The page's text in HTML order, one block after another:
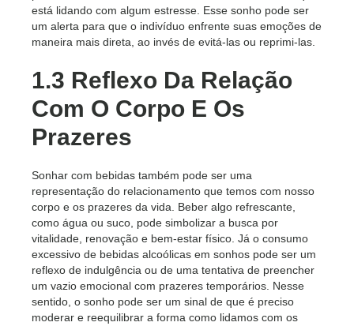
está lidando com algum estresse. Esse sonho pode ser
um alerta para que o indivíduo enfrente suas emoções de
maneira mais direta, ao invés de evitá-las ou reprimi-las.
1.3 Reflexo Da Relação
Com O Corpo E Os
Prazeres
Sonhar com bebidas também pode ser uma
representação do relacionamento que temos com nosso
corpo e os prazeres da vida. Beber algo refrescante,
como água ou suco, pode simbolizar a busca por
vitalidade, renovação e bem-estar físico. Já o consumo
excessivo de bebidas alcoólicas em sonhos pode ser um
reflexo de indulgência ou de uma tentativa de preencher
um vazio emocional com prazeres temporários. Nesse
sentido, o sonho pode ser um sinal de que é preciso
moderar e reequilibrar a forma como lidamos com os